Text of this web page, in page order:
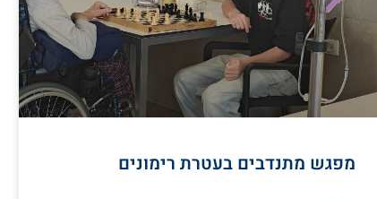
מפגש מתנדבים בעטרת רימונים